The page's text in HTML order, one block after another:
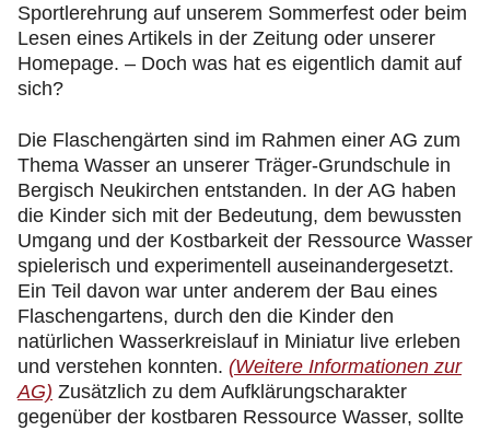
Sportlerehrung auf unserem Sommerfest oder beim
Lesen eines Artikels in der Zeitung oder unserer
Homepage. – Doch was hat es eigentlich damit auf
sich?
Die Flaschengärten sind im Rahmen einer AG zum
Thema Wasser an unserer Träger-Grundschule in
Bergisch Neukirchen entstanden. In der AG haben
die Kinder sich mit der Bedeutung, dem bewussten
Umgang und der Kostbarkeit der Ressource Wasser
spielerisch und experimentell auseinandergesetzt.
Ein Teil davon war unter anderem der Bau eines
Flaschengartens, durch den die Kinder den
natürlichen Wasserkreislauf in Miniatur live erleben
und verstehen konnten. (Weitere Informationen zur
AG) Zusätzlich zu dem Aufklärungscharakter
gegenüber der kostbaren Ressource Wasser, sollte